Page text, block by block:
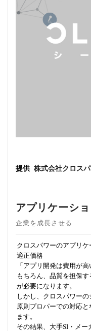
提供 株式会社クロス
アプリケーシ
企業を成長させる
クロスパワーのアプリ
適正価格
「アプリ開発は費用が高
もちろん、品質を担保
が必要になります。
しかし、クロスパワーの
原則プロパーでの対応
ます。
その結果、大手SI・メー